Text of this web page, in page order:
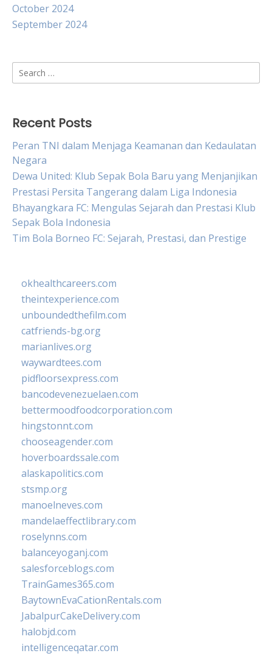
October 2024
September 2024
Search
for:
Recent Posts
Peran TNI dalam Menjaga Keamanan dan Kedaulatan
Negara
Dewa United: Klub Sepak Bola Baru yang Menjanjikan
Prestasi Persita Tangerang dalam Liga Indonesia
Bhayangkara FC: Mengulas Sejarah dan Prestasi Klub
Sepak Bola Indonesia
Tim Bola Borneo FC: Sejarah, Prestasi, dan Prestige
okhealthcareers.com
theintexperience.com
unboundedthefilm.com
catfriends-bg.org
marianlives.org
waywardtees.com
pidfloorsexpress.com
bancodevenezuelaen.com
bettermoodfoodcorporation.com
hingstonnt.com
chooseagender.com
hoverboardssale.com
alaskapolitics.com
stsmp.org
manoelneves.com
mandelaeffectlibrary.com
roselynns.com
balanceyoganj.com
salesforceblogs.com
TrainGames365.com
BaytownEvaCationRentals.com
JabalpurCakeDelivery.com
halobjd.com
intelligenceqatar.com